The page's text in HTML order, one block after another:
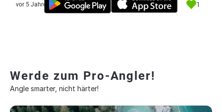
vor 5 Jahre 1
Werde zum Pro-Angler!
Angle smarter, nicht härter!